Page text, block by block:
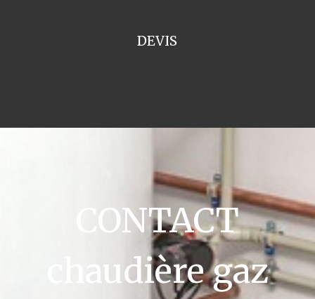
DEVIS
CONTACT
chaudière gaz